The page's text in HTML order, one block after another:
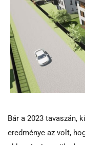
Bár a 2023 tavaszán,
eredménye az volt,